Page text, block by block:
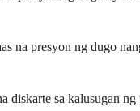
na presyon ng dugo
diskarte sa kalusugan